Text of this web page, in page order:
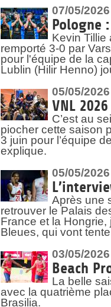
07/05/2026
Pologne
Kevin Tillie
remporté 3-0 par
pour l'équipe de la
Lublin (Hilir Henno)
05/05/2026
VNL
C’est au
piocher cette saison
3 juin pour l’équipe
explique.
05/05/2026
Après une
retrouver le Palais
France et la Hongrie,
Bleues, qui vont
03/05/2026
Beach
La belle
avec la quatrième
Brasilia.